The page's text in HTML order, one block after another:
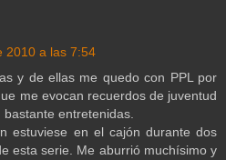
2010 a las 7:54
y de ellas me quedo con PPL por
me evocan recuerdos de juventud
entretenidas.
estuviese en el cajón durante dos
esta serie. Me aburrió muchísimo y